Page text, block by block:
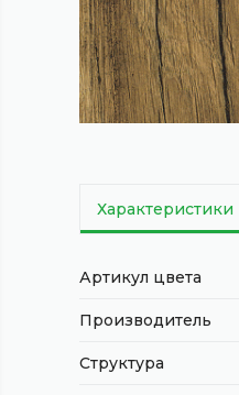
Характеристики
Артикул цвета
Производитель
Структура